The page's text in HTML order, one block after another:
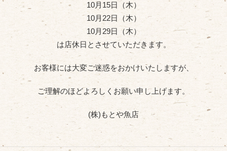
10月15日（木）
10月22日（木）
10月29日（木）
は店休日とさせていただきます。
お客様には大変ご迷惑をおかけいたしますが、
ご理解のほどよろしくお願い申し上げます。
(株)もとや魚店